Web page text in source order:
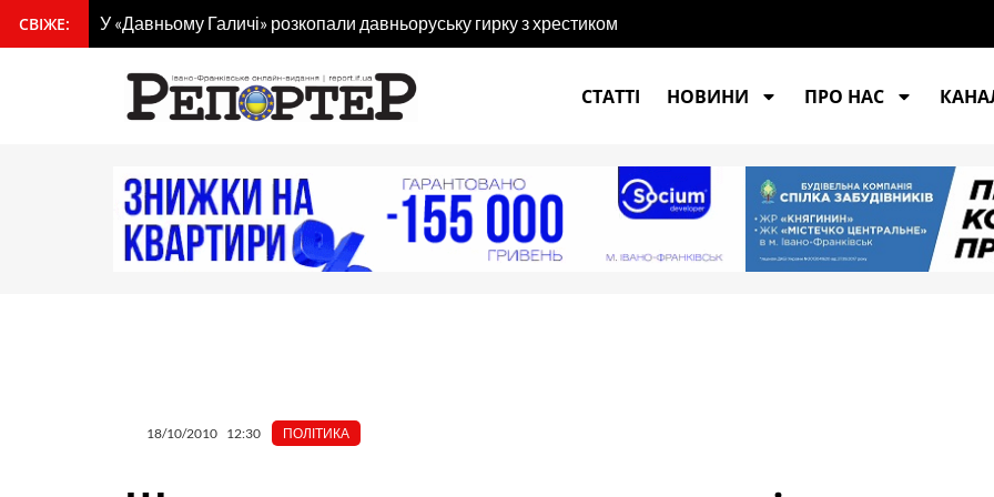
вмісту
СВІЖЕ: У «Давньому Галичі» розкопали давньоруську гирку з хрестиком
СТАТТІ
НОВИНИ ПРО НАС
18/10/2010 12:30 ПОЛІТИКА